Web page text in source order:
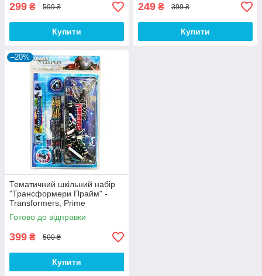
299 ₴ 599 ₴
Купити
249 ₴ 399 ₴
Купити
–20%
Тематичний шкільний набір
"Трансформери Прайм" -
Transformers, Prime
Готово до відправки
399 ₴ 500 ₴
Купити